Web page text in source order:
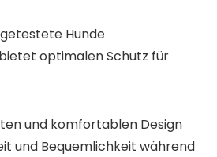
Hunde
optimalen Schutz für
und komfortablen Design
und Bequemlichkeit während